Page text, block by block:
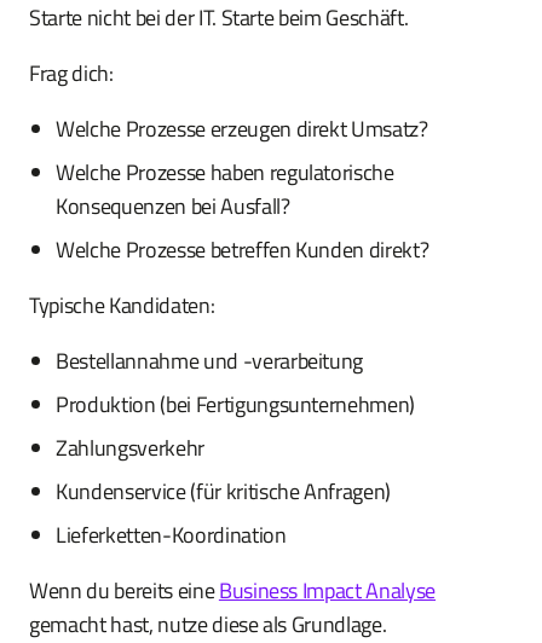
Starte nicht bei der IT. Starte beim Geschäft.
Frag dich:
Welche Prozesse erzeugen direkt Umsatz?
Welche Prozesse haben regulatorische
Konsequenzen bei Ausfall?
Welche Prozesse betreffen Kunden direkt?
Typische Kandidaten:
Bestellannahme und -verarbeitung
Produktion (bei Fertigungsunternehmen)
Zahlungsverkehr
Kundenservice (für kritische Anfragen)
Lieferketten-Koordination
Wenn du bereits eineBusiness Impact Analyse
gemacht hast, nutze diese als Grundlage.